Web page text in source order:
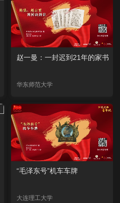
赵一曼：一封迟到21年的家书
华东师范大学
“毛泽东号”机车车牌
大连理工大学